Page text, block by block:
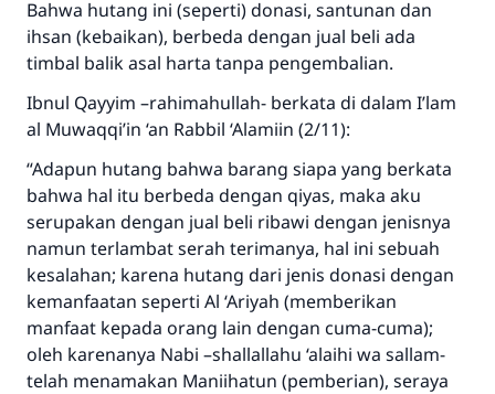
Bahwa hutang ini (seperti) donasi, santunan dan
ihsan (kebaikan), berbeda dengan jual beli ada
timbal balik asal harta tanpa pengembalian.
Ibnul Qayyim –rahimahullah- berkata di dalam I’lam
al Muwaqqi’in ‘an Rabbil ‘Alamiin (2/11):
“Adapun hutang bahwa barang siapa yang berkata
bahwa hal itu berbeda dengan qiyas, maka aku
serupakan dengan jual beli ribawi dengan jenisnya
namun terlambat serah terimanya, hal ini sebuah
kesalahan; karena hutang dari jenis donasi dengan
kemanfaatan seperti Al ‘Ariyah (memberikan
manfaat kepada orang lain dengan cuma-cuma);
oleh karenanya Nabi –shallallahu ‘alaihi wa sallam-
telah menamakan Maniihatun (pemberian), seraya
Jawaban no. 110845
menyelamatkan pernikahan.
Bantu kami dalam memberikan jawaban untuk umat